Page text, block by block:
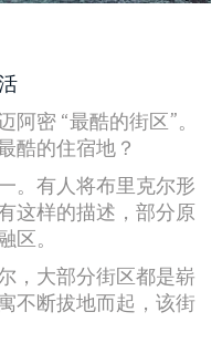
密 “最酷的街区”。
酷的住宿地？
。有人将布里克尔形
这样的描述，部分原
区。
，大部分街区都是崭
不断拔地而起，该街